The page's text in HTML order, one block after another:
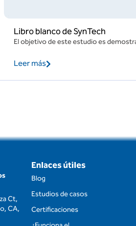
Libro blanco de SynTech
El objetivo de este estudio es
Leer más
Ct,
CA,
Enlaces útiles
Blog
Estudios de casos
Certificaciones